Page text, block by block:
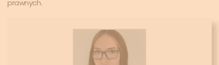
prawnych.